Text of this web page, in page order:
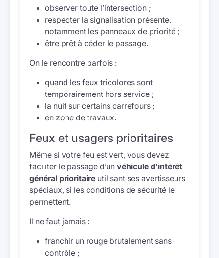
observer toute l’intersection ;
respecter la signalisation présente,
notamment les panneaux de priorité ;
être prêt à céder le passage.
On le rencontre parfois :
quand les feux tricolores sont
temporairement hors service ;
la nuit sur certains carrefours ;
en zone de travaux.
Feux et usagers prioritaires
Même si votre feu est vert, vous devez
faciliter le passage d’un véhicule d’intérêt
général prioritaire utilisant ses avertisseurs
spéciaux, si les conditions de sécurité le
permettent.
Il ne faut jamais :
franchir un rouge brutalement sans
contrôle ;